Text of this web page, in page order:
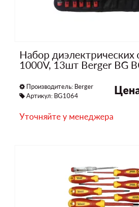
Набор диэлектрических
1000V, 13шт Berger BG
Производитель: Berger
Артикул: BG1064
Уточняйте у менеджера